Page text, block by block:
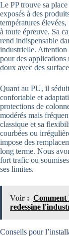
Le PP trouve sa
exposés à des
températures
à toute épreuve. Sa
rend indispensable
industrielle. Attention
pour des
doux avec des
Quant au PU, il
confortable et
protections de
modérés mais
classique et sa
courbées ou
impose des
long terme. Nous
fort trafic ou
ses limites.
Voir : Comment
redessine
Conseils pour